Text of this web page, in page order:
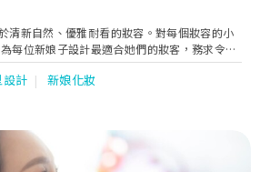
清新自然、優雅耐看的妝容。對每個妝容的小
每位新娘子設計最適合她們的妝客，務求令大
日子中散發出屬於自己獨特的光芒及氣質。亦
型服務。
設計 新娘化妝